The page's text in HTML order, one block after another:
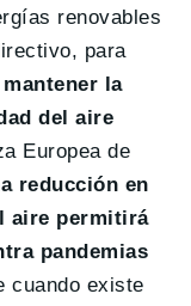
renovables
para
mantener la
del aire
Europea de
reducción en
aire permitirá
pandemias
cuando existe